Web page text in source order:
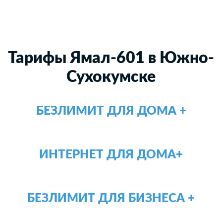
Тарифы Ямал-601 в Южно-
Сухокумске
БЕЗЛИМИТ ДЛЯ ДОМА +
ИНТЕРНЕТ ДЛЯ ДОМА+
БЕЗЛИМИТ ДЛЯ БИЗНЕСА +